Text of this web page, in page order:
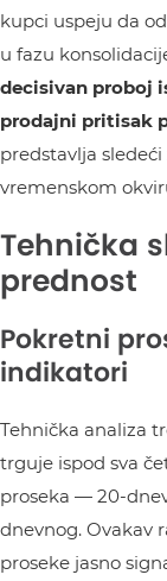
kupci uspeju da
u fazu
decisivan proboj
prodajni pritisak
predstavlja
vremenskom
Tehnička
prednost
Pokretni
indikatori
Tehnička analiza
trguje ispod sva
proseka — 20-
dnevnog. Ovakav
proseke jasno